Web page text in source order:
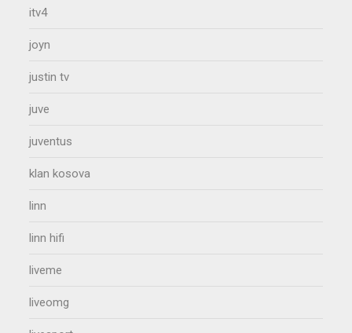
itv4
joyn
justin tv
juve
juventus
klan kosova
linn
linn hifi
liveme
liveomg